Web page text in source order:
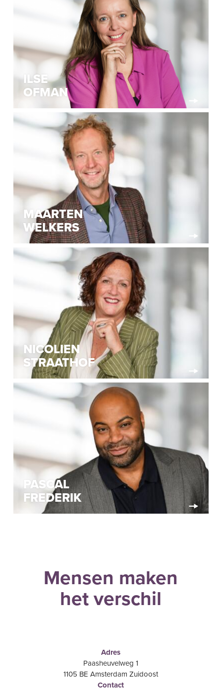
ILSE
OFMAN
MAARTEN
WELKERS
NICOLIEN
STRAATHOF
PASCAL
FREDERIK
Mensen maken
het verschil
Adres
Paasheuvelweg 1
1105 BE Amsterdam Zuidoost
Contact